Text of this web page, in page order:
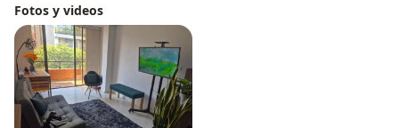
Fotos y videos